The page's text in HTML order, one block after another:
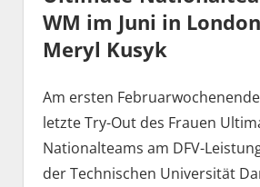
WM im Juni in
Meryl Kusyk
Am ersten
letzte Try-Out des Frauen
Nationalteams am DFV-
der Technischen Universität